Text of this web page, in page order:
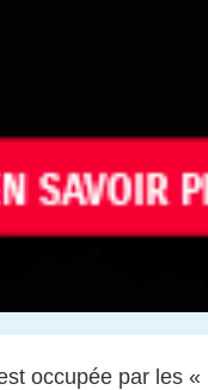
occupée par les